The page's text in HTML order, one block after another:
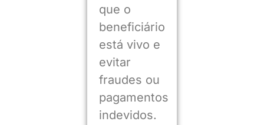
que o
beneficiário
está vivo e
evitar
fraudes ou
pagamentos
indevidos.